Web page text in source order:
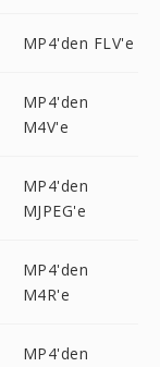
MP4'den FLV'e
MP4'den
M4V'e
MP4'den
MJPEG'e
MP4'den
M4R'e
MP4'den